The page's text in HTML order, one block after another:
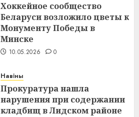
Хоккейное сообщество
Беларуси возложило цветы к
Монументу Победы в
Минске
10.05.2026 0
Навіны
Прокуратура нашла
нарушения при содержании
кладбищ в Лидском районе